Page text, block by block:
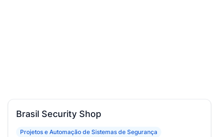
Brasil Security Shop
Projetos e Automação de Sistemas de Segurança